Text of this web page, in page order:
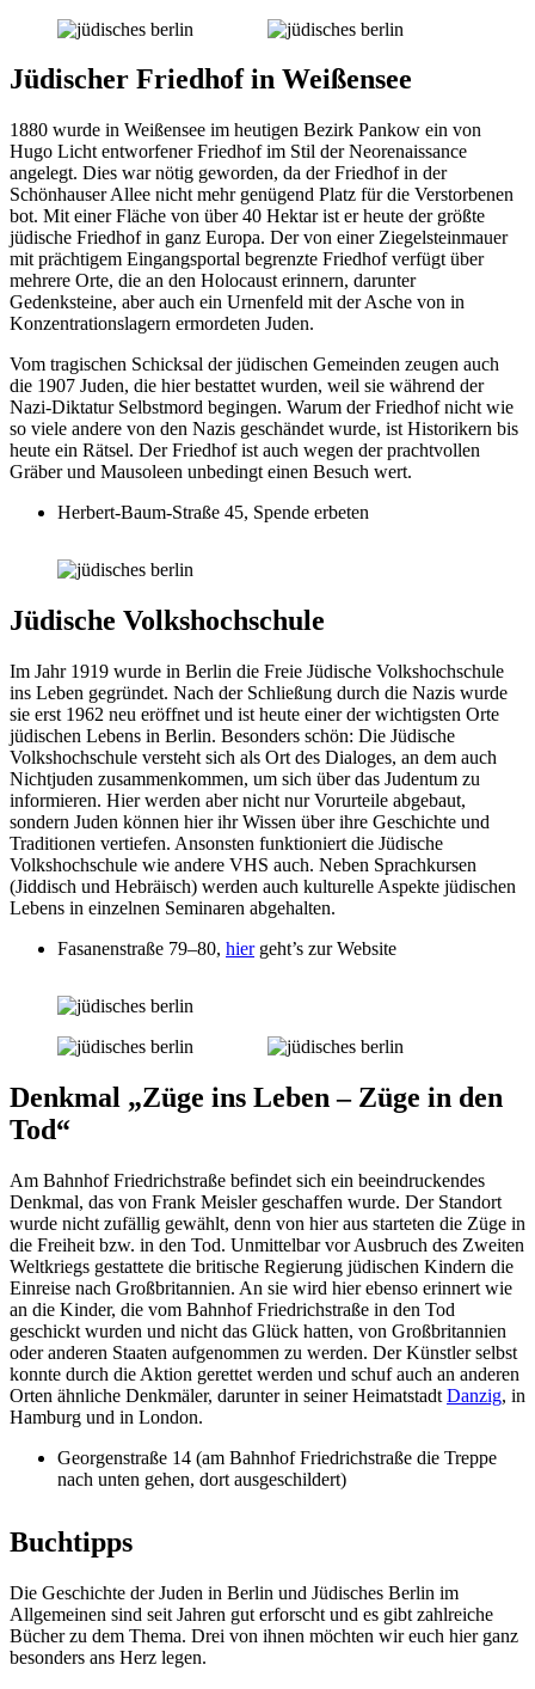
Jüdischer Friedhof in Weißensee
1880 wurde in Weißensee im heutigen Bezirk Pankow ein von
Hugo Licht entworfener Friedhof im Stil der Neorenaissance
angelegt. Dies war nötig geworden, da der Friedhof in der
Schönhauser Allee nicht mehr genügend Platz für die Verstorbenen
bot. Mit einer Fläche von über 40 Hektar ist er heute der größte
jüdische Friedhof in ganz Europa. Der von einer Ziegelsteinmauer
mit prächtigem Eingangsportal begrenzte Friedhof verfügt über
mehrere Orte, die an den Holocaust erinnern, darunter
Gedenksteine, aber auch ein Urnenfeld mit der Asche von in
Konzentrationslagern ermordeten Juden.
Vom tragischen Schicksal der jüdischen Gemeinden zeugen auch
die 1907 Juden, die hier bestattet wurden, weil sie während der
Nazi-Diktatur Selbstmord begingen. Warum der Friedhof nicht wie
so viele andere von den Nazis geschändet wurde, ist Historikern bis
heute ein Rätsel. Der Friedhof ist auch wegen der prachtvollen
Gräber und Mausoleen unbedingt einen Besuch wert.
Herbert-Baum-Straße 45, Spende erbeten
Jüdische Volkshochschule
Im Jahr 1919 wurde in Berlin die Freie Jüdische Volkshochschule
ins Leben gegründet. Nach der Schließung durch die Nazis wurde
sie erst 1962 neu eröffnet und ist heute einer der wichtigsten Orte
jüdischen Lebens in Berlin. Besonders schön: Die Jüdische
Volkshochschule versteht sich als Ort des Dialoges, an dem auch
Nichtjuden zusammenkommen, um sich über das Judentum zu
informieren. Hier werden aber nicht nur Vorurteile abgebaut,
sondern Juden können hier ihr Wissen über ihre Geschichte und
Traditionen vertiefen. Ansonsten funktioniert die Jüdische
Volkshochschule wie andere VHS auch. Neben Sprachkursen
(Jiddisch und Hebräisch) werden auch kulturelle Aspekte jüdischen
Lebens in einzelnen Seminaren abgehalten.
Fasanenstraße 79–80, hiergeht’s zur Website
Denkmal „Züge ins Leben – Züge in den
Tod“
Am Bahnhof Friedrichstraße befindet sich ein beeindruckendes
Denkmal, das von Frank Meisler geschaffen wurde. Der Standort
wurde nicht zufällig gewählt, denn von hier aus starteten die Züge in
die Freiheit bzw. in den Tod. Unmittelbar vor Ausbruch des Zweiten
Weltkriegs gestattete die britische Regierung jüdischen Kindern die
Einreise nach Großbritannien. An sie wird hier ebenso erinnert wie
an die Kinder, die vom Bahnhof Friedrichstraße in den Tod
geschickt wurden und nicht das Glück hatten, von Großbritannien
oder anderen Staaten aufgenommen zu werden. Der Künstler selbst
konnte durch die Aktion gerettet werden und schuf auch an anderen
Orten ähnliche Denkmäler, darunter in seiner Heimatstadt Danzig, in
Hamburg und in London.
Georgenstraße 14 (am Bahnhof Friedrichstraße die Treppe
nach unten gehen, dort ausgeschildert)
Buchtipps
Die Geschichte der Juden in Berlin und Jüdisches Berlin im
Allgemeinen sind seit Jahren gut erforscht und es gibt zahlreiche
Bücher zu dem Thema. Drei von ihnen möchten wir euch hier ganz
besonders ans Herz legen.